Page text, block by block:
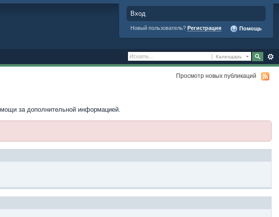
Вход
Новый пользователь? Регистрация Помощь
Календарь
Просмотр новых публикаций
за дополнительной информацией.